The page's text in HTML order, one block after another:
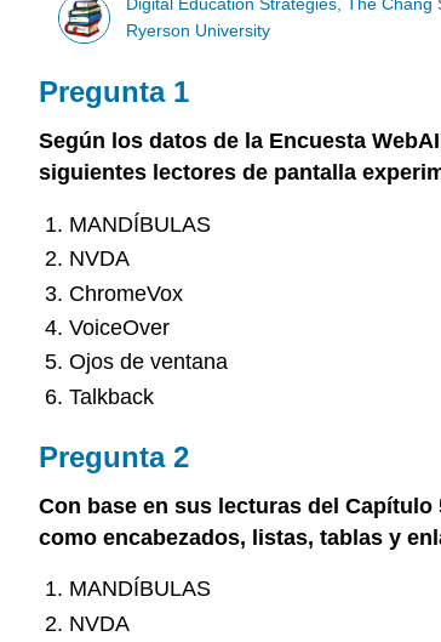
Digital Education Strategies, The Chang
Ryerson University
Pregunta 1
Según los datos de la Encuesta
siguientes lectores de pantalla
MANDÍBULAS
NVDA
ChromeVox
VoiceOver
Ojos de ventana
Talkback
Pregunta 2
Con base en sus lecturas del
como encabezados, listas, tablas y
MANDÍBULAS
NVDA